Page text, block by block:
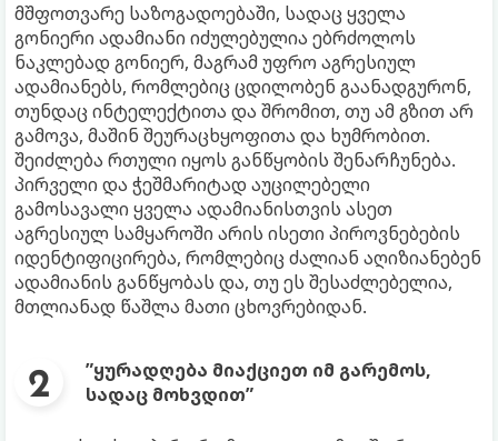
მშფოთვარე საზოგადოებაში, სადაც ყველა
გონიერი ადამიანი იძულებულია ებრძოლოს
ნაკლებად გონიერ, მაგრამ უფრო აგრესიულ
ადამიანებს, რომლებიც ცდილობენ გაანადგურონ,
თუნდაც ინტელექტითა და შრომით, თუ ამ გზით არ
გამოვა, მაშინ შეურაცხყოფითა და ხუმრობით.
შეიძლება რთული იყოს განწყობის შენარჩუნება.
პირველი და ჭეშმარიტად აუცილებელი
გამოსავალი ყველა ადამიანისთვის ასეთ
აგრესიულ სამყაროში არის ისეთი პიროვნებების
იდენტიფიცირება, რომლებიც ძალიან აღიზიანებენ
ადამიანის განწყობას და, თუ ეს შესაძლებელია,
მთლიანად წაშლა მათი ცხოვრებიდან.
”ყურადღება მიაქციეთ იმ გარემოს,
სადაც მოხვდით”